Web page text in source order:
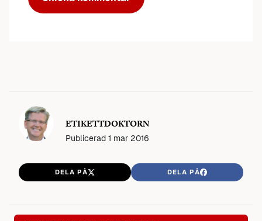
ETIKETTDOKTORN
Publicerad 1 mar 2016
DELA PÅ DELA PÅ